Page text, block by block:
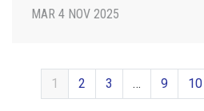
MAR 4 NOV 2025
1 2 3 … 9 10